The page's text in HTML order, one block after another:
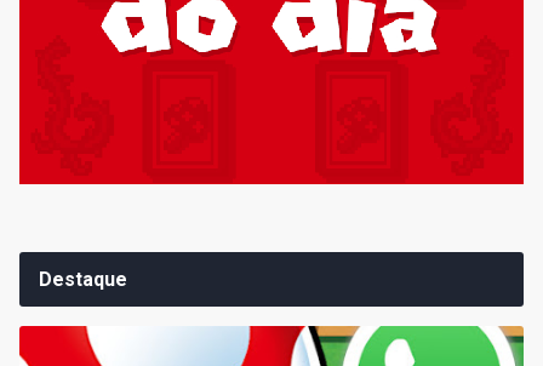
Destaque